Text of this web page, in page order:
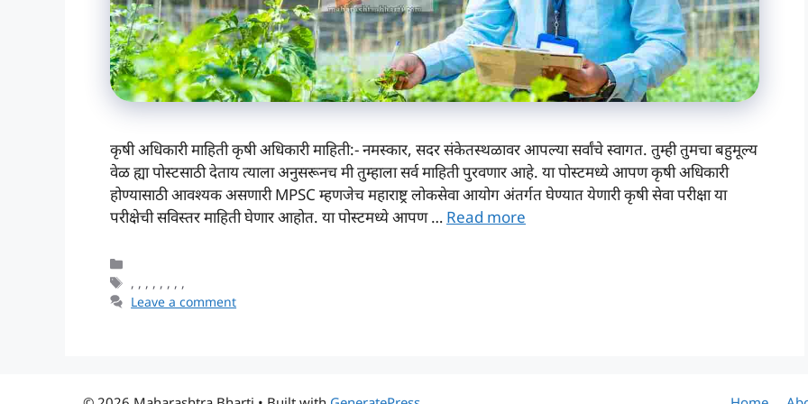
कृषी अधिकारी माहिती कृषी अधिकारी माहिती:- नमस्कार, सदर संकेतस्थळावर आपल्या सर्वांचे स्वागत. तुम्ही तुमचा बहुमूल्य
वेळ ह्या पोस्टसाठी देताय त्याला अनुसरूनच मी तुम्हाला सर्व माहिती पुरवणार आहे. या पोस्टमध्ये आपण कृषी अधिकारी
होण्यासाठी आवश्यक असणारी MPSC म्हणजेच महाराष्ट्र लोकसेवा आयोग अंतर्गत घेण्यात येणारी कृषी सेवा परीक्षा या
परीक्षेची सविस्तर माहिती घेणार आहोत. या पोस्टमध्ये आपण … Read more
Tags
, , , , , , , ,
Leave a comment